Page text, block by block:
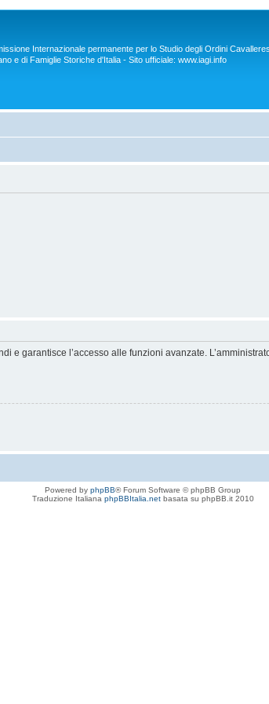
Internazionale permanente per lo Studio degli Ordini
e di Famiglie Storiche d'Italia - Sito ufficiale: www.iagi.info
e garantisce l’accesso alle funzioni avanzate.
Powered by phpBB® Forum Software © phpBB Group
Traduzione Italiana phpBBItalia.netbasata su phpBB.it 2010